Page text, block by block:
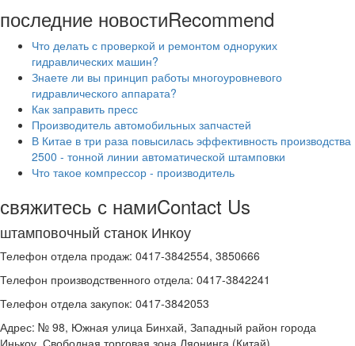
последние новостиRecommend
Что делать с проверкой и ремонтом одноруких
гидравлических машин?
Знаете ли вы принцип работы многоуровневого
гидравлического аппарата?
Как заправить пресс
Производитель автомобильных запчастей
В Китае в три раза повысилась эффективность производства
2500 - тонной линии автоматической штамповки
Что такое компрессор - производитель
свяжитесь с намиContact Us
штамповочный станок Инкоу
Телефон отдела продаж: 0417-3842554, 3850666
Телефон производственного отдела: 0417-3842241
Телефон отдела закупок: 0417-3842053
Адрес: № 98, Южная улица Бинхай, Западный район города
Инькоу, Свободная торговая зона Ляонинга (Китай)